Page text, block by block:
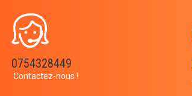
0754328449
Contactez-nous !